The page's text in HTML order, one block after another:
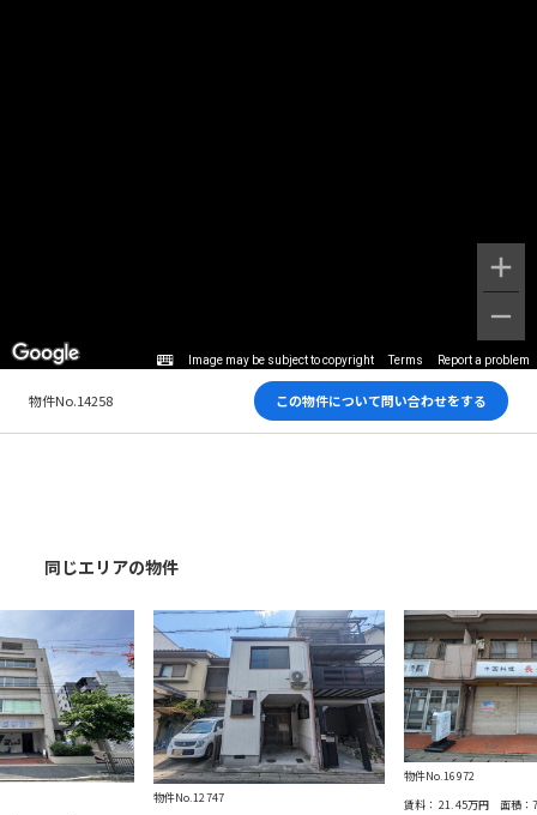
Image may be subject to copyright Terms Report a problem
物件No.14258 この物件について問い合わせをする
同じエリアの物件
物件No.12747
物件No.16972
賃料：21.45万円面積：